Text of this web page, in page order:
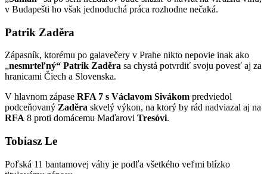
v Budapešti ho však jednoduchá práca rozhodne nečaká.
Patrik Zaděra
Zápasník, ktorému po galavečery v Prahe nikto nepovie inak ako
„nesmrteľný“ Patrik Zaděra sa chystá potvrdiť svoju povesť aj za
hranicami Čiech a Slovenska.
V hlavnom zápase RFA 7 s Václavom Sivákom predviedol
podceňovaný Zaděra skvelý výkon, na ktorý by rád nadviazal aj na
RFA 8 proti domácemu Maďarovi Tresóvi.
Tobiasz Le
Poľská 11 bantamovej váhy je podľa všetkého veľmi blízko